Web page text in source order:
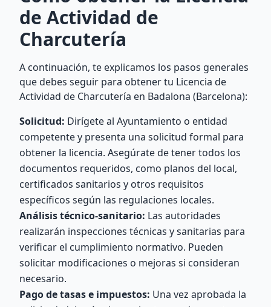
de Actividad de
Charcutería
A continuación, te explicamos los pasos generales
que debes seguir para obtener tu Licencia de
Actividad de Charcutería en Badalona (Barcelona):
Solicitud: Dirígete al Ayuntamiento o entidad
competente y presenta una solicitud formal para
obtener la licencia. Asegúrate de tener todos los
documentos requeridos, como planos del local,
certificados sanitarios y otros requisitos
específicos según las regulaciones locales.
Análisis técnico-sanitario: Las autoridades
realizarán inspecciones técnicas y sanitarias para
verificar el cumplimiento normativo. Pueden
solicitar modificaciones o mejoras si consideran
necesario.
Pago de tasas e impuestos: Una vez aprobada la